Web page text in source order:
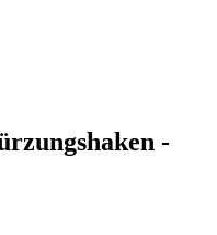
-